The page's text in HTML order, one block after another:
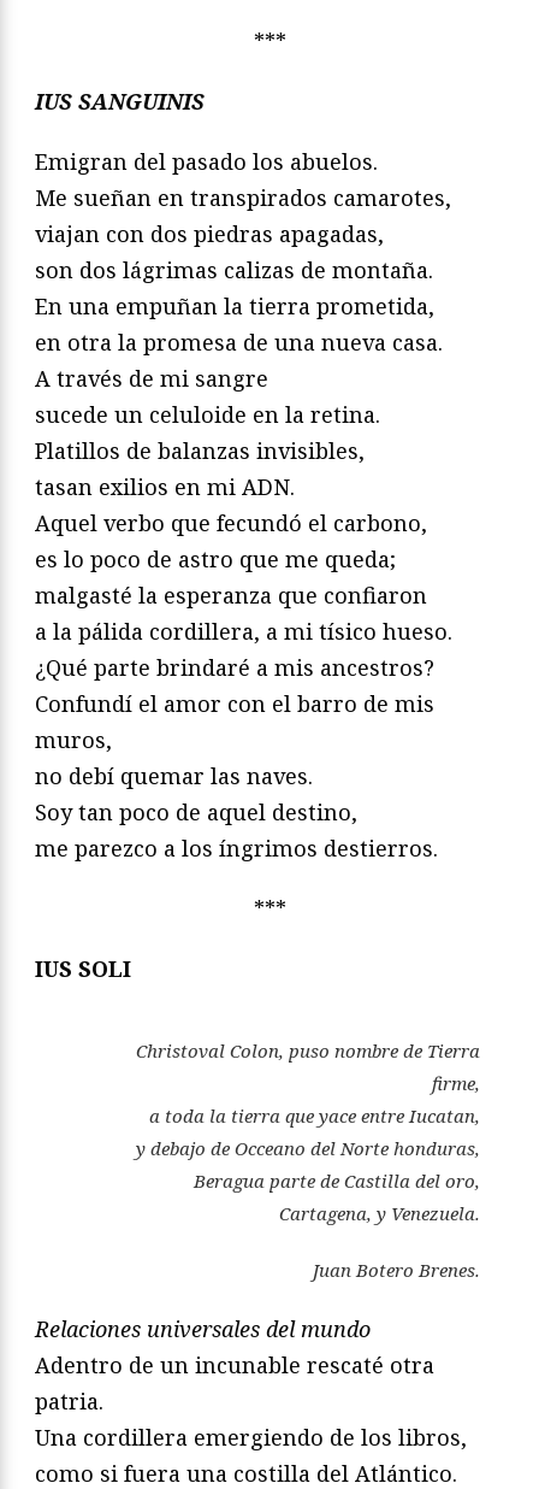
***
IUS SANGUINIS
Emigran del pasado los abuelos.
Me sueñan en transpirados camarotes,
viajan con dos piedras apagadas,
son dos lágrimas calizas de montaña.
En una empuñan la tierra prometida,
en otra la promesa de una nueva casa.
A través de mi sangre
sucede un celuloide en la retina.
Platillos de balanzas invisibles,
tasan exilios en mi ADN.
Aquel verbo que fecundó el carbono,
es lo poco de astro que me queda;
malgasté la esperanza que confiaron
a la pálida cordillera, a mi tísico hueso.
¿Qué parte brindaré a mis ancestros?
Confundí el amor con el barro de mis
muros,
no debí quemar las naves.
Soy tan poco de aquel destino,
me parezco a los íngrimos destierros.
***
IUS SOLI
Christoval Colon, puso nombre de Tierra
firme,
a toda la tierra que yace entre Iucatan,
y debajo de Occeano del Norte honduras,
Beragua parte de Castilla del oro,
Cartagena, y Venezuela.
Juan Botero Brenes.
Relaciones universales del mundo
Adentro de un incunable rescaté otra
patria.
Una cordillera emergiendo de los libros,
como si fuera una costilla del Atlántico.